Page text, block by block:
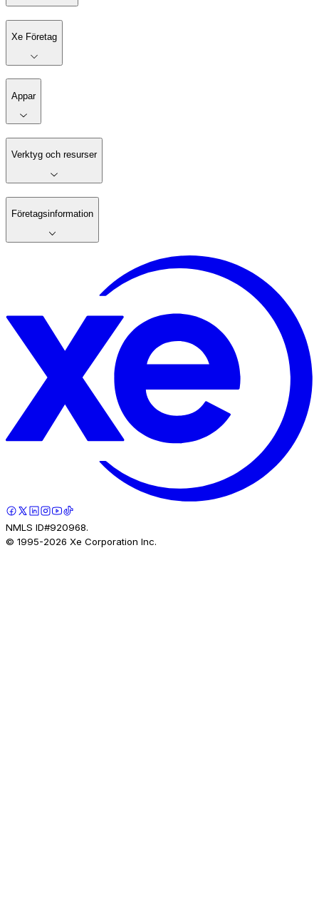
Xe Företag
Appar
Verktyg och resurser
Företagsinformation
NMLS ID#920968.
© 1995-2026 Xe Corporation Inc.